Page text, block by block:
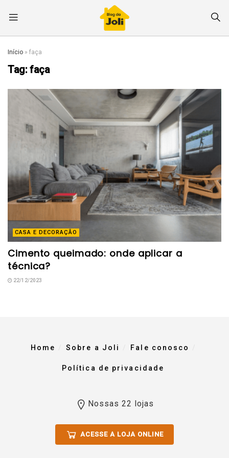
Início » faça
Tag:faça
CASA E DECORAÇÃO
Cimento queimado: onde aplicar a
técnica?
22/12/2023
Home Sobre a Joli Fale conosco
Política de privacidade
Nossas 22 lojas
ACESSE A LOJA ONLINE